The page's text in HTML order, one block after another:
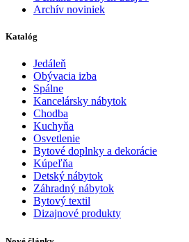
Archív noviniek
Katalóg
Jedáleň
Obývacia izba
Spálne
Kancelársky nábytok
Chodba
Kuchyňa
Osvetlenie
Bytové doplnky a dekorácie
Kúpeľňa
Detský nábytok
Záhradný nábytok
Bytový textil
Dizajnové produkty